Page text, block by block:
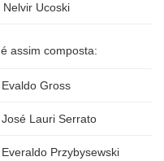
Nelvir Ucoski
é assim composta:
Evaldo Gross
José Lauri Serrato
Everaldo Przybysewski